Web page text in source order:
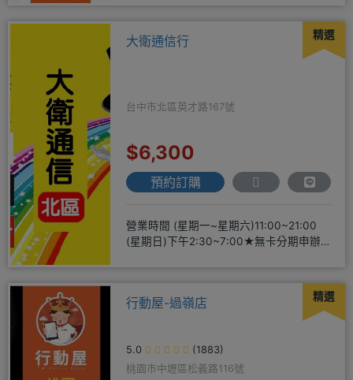
精選
大衛通信行
台中市北區英才路167號
$6,300
預約訂購
營業時間 (星期一~星期六)11:00~21:00
(星期日)下午2:30~7:00★無卡分期申辦
精選
行動屋-過嶺店
5.0
(1883)
桃園市中壢區松義路116號